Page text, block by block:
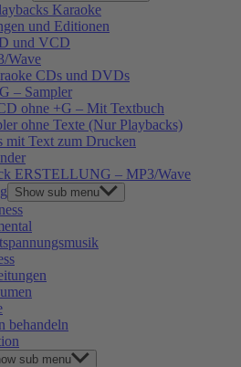
Karaoke
und Editionen
und VCD
Wave
CDs und DVDs
– Sampler
ohne +G – Mit Textbuch
ohne Texte (Nur Playbacks)
mit Text zum Drucken
ERSTELLUNG – MP3/Wave
Show sub menu
behandeln
sub menu